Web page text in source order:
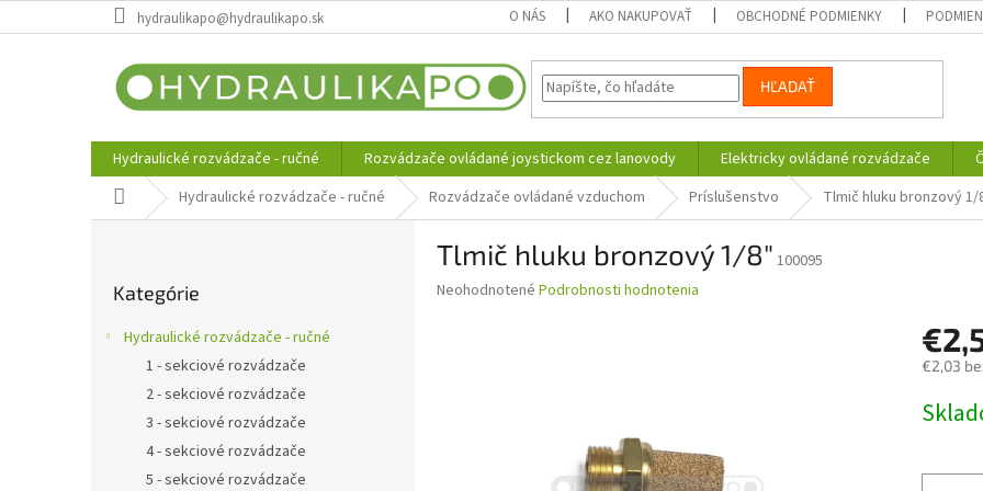
na
hydraulikapo@hydraulikapo.sk O NÁS AKO NAKUPOVAŤ OBCHODNÉ PODMIENKY
HĽADAŤ
Hydraulické rozvádzače - ručné Rozvádzače ovládané joystickom cez lanovody Elektricky ovládané rozvádzače
DomovHydraulické rozvádzače - ručné Rozvádzače ovládané vzduchom Príslušenstvo Tlmič hluku bronzový 1/
kategórie
Kategórie
Hydraulické rozvádzače - ručné
1 - sekciové rozvádzače
2 - sekciové rozvádzače
3 - sekciové rozvádzače
4 - sekciové rozvádzače
5 - sekciové rozvádzače
Tlmič hluku bronzový 1/8" 100095
Priemerné
Neohodnotené Podrobnosti hodnotenia
€2,03
cena: